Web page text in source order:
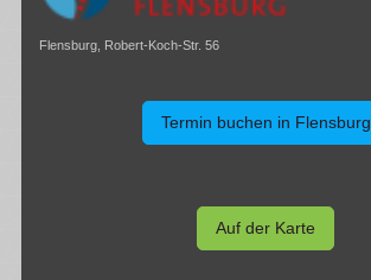
Flensburg, Robert-Koch-Str. 56
Termin buchen in Flensburg
Auf der Karte